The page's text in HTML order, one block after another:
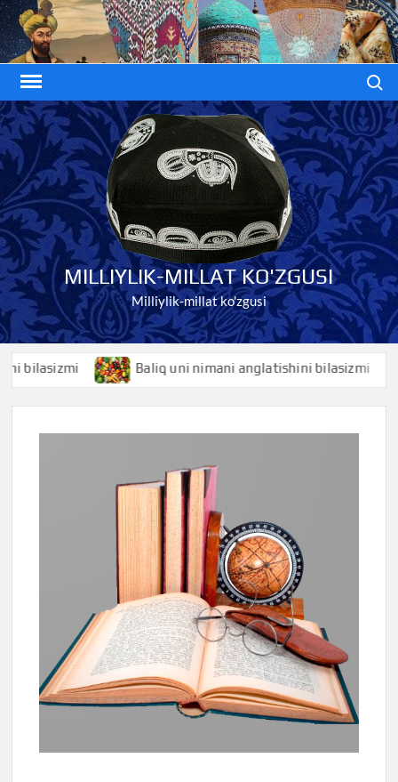
Skip
to
content
MILLIYLIK-MILLAT KO'ZGUSI
Milliylik-millat ko'zgusi
Baliq uni nimani anglatishini bilasizmi